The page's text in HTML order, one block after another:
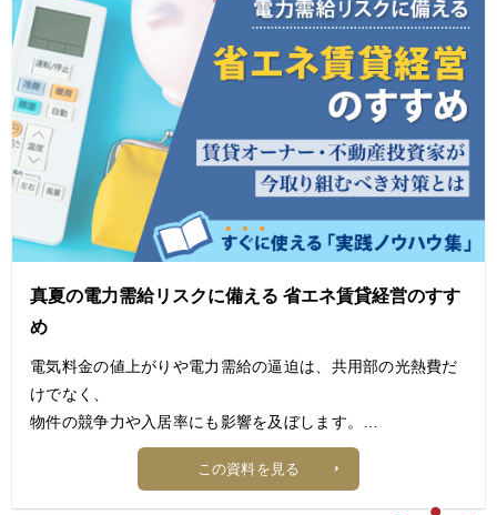
真夏の電力需給リスクに備える 省エネ賃貸経営のすす
め
電気料金の値上がりや電力需給の逼迫は、共用部の光熱費だ
けでなく、
物件の競争力や入居率にも影響を及ぼします。
省エネ対策は単なるコスト削減ではなく、
収益を守り、資産価値を維持するための重要な経営施策で
この資料を見る